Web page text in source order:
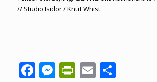
// Studio Isidor / Knut Whist
Facebook
Messenger
EmailShare